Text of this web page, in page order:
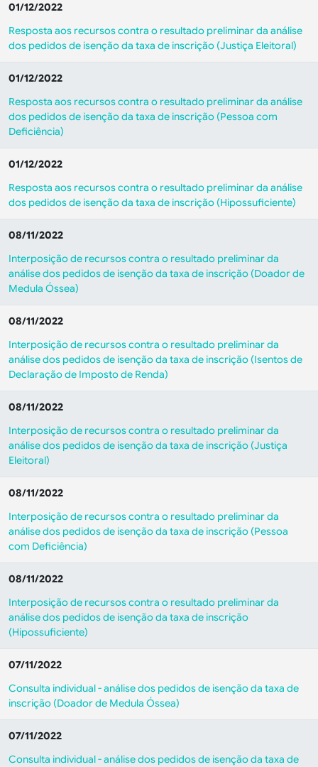
01/12/2022
Resposta aos recursos contra o resultado preliminar da análise
dos pedidos de isenção da taxa de inscrição (Justiça Eleitoral)
01/12/2022
Resposta aos recursos contra o resultado preliminar da análise
dos pedidos de isenção da taxa de inscrição (Pessoa com
Deficiência)
01/12/2022
Resposta aos recursos contra o resultado preliminar da análise
dos pedidos de isenção da taxa de inscrição (Hipossuficiente)
08/11/2022
Interposição de recursos contra o resultado preliminar da
análise dos pedidos de isenção da taxa de inscrição (Doador de
Medula Óssea)
08/11/2022
Interposição de recursos contra o resultado preliminar da
análise dos pedidos de isenção da taxa de inscrição (Isentos de
Declaração de Imposto de Renda)
08/11/2022
Interposição de recursos contra o resultado preliminar da
análise dos pedidos de isenção da taxa de inscrição (Justiça
Eleitoral)
08/11/2022
Interposição de recursos contra o resultado preliminar da
análise dos pedidos de isenção da taxa de inscrição (Pessoa
com Deficiência)
08/11/2022
Interposição de recursos contra o resultado preliminar da
análise dos pedidos de isenção da taxa de inscrição
(Hipossuficiente)
07/11/2022
Consulta individual - análise dos pedidos de isenção da taxa de
inscrição (Doador de Medula Óssea)
07/11/2022
Consulta individual - análise dos pedidos de isenção da taxa de